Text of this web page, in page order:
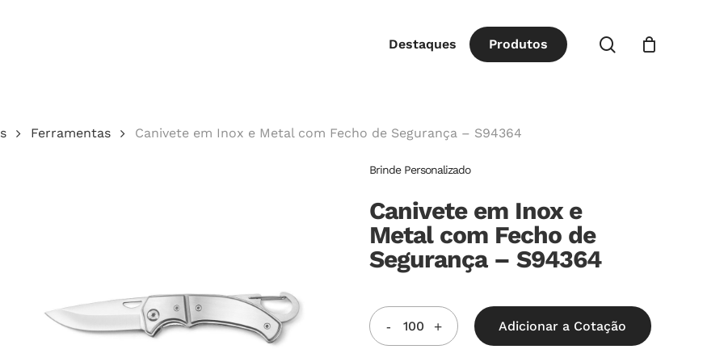
Destaques Produtos procurar
Ferramentas Canivete em Inox e Metal com Fecho de Segurança – S94364
Brinde Personalizado
Canivete em Inox e
Metal com Fecho de
Segurança – S94364
Adicionar a Cotação